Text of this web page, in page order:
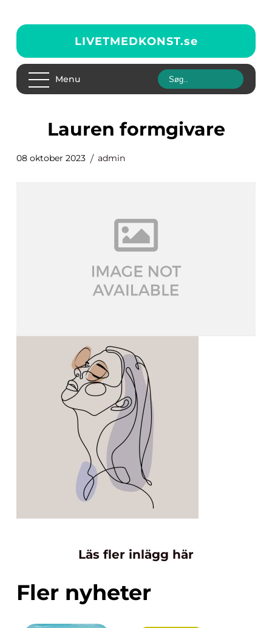
LIVETMEDKONST.se
Menu
lauren formgivare
08 oktober 2023 admin
Läs fler inlägg här
Fler nyheter